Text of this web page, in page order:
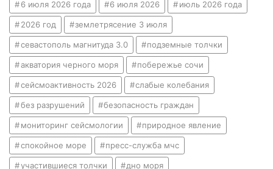
6 июля 2026 года 6 июля 2026 июль 2026 года
2026 год землетрясение 3 июля
севастополь магнитуда 3.0 подземные толчки
акватория черного моря побережье сочи
сейсмоактивность 2026 слабые колебания
без разрушений безопасность граждан
мониторинг сейсмологии природное явление
спокойное море пресс-служба мчс
участившиеся толчки дно моря